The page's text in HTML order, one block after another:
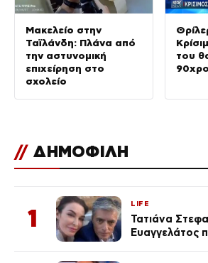
Μακελείο στην
Ταϊλάνδη: Πλάνα από
την αστυνομική
επιχείρηση στο
σχολείο
του
// ΔΗΜΟΦΙΛΗ
1
LIFE
Τατιάνα
Ευαγγελάτος